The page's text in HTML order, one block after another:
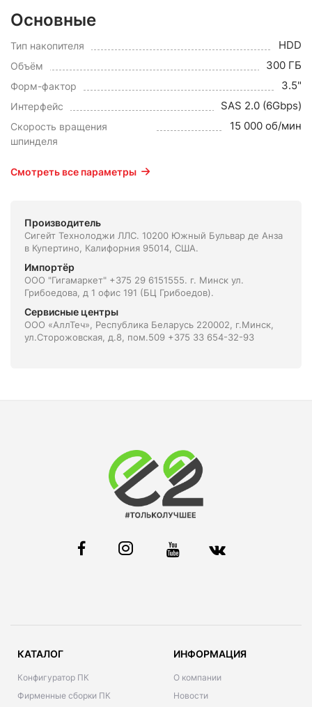
Основные
Тип накопителя HDD
Объём 300 ГБ
Форм-фактор 3.5"
Интерфейс SAS 2.0 (6Gbps)
Скорость вращения
шпинделя
15 000 об/мин
Смотреть все параметры
Производитель
Сигейт Технолоджи ЛЛС. 10200 Южный Бульвар де Анза
в Купертино, Калифорния 95014, США.
Импортёр
ООО "Гигамаркет" +375 29 6151555. г. Минск ул.
Грибоедова, д 1 офис 191 (БЦ Грибоедов).
Сервисные центры
ООО «АллТеч», Республика Беларусь 220002, г.Минск,
ул.Сторожовская, д.8, пом.509 +375 33 654-32-93
КАТАЛОГ
Конфигуратор ПК
Фирменные сборки ПК
ИНФОРМАЦИЯ
О компании
Новости